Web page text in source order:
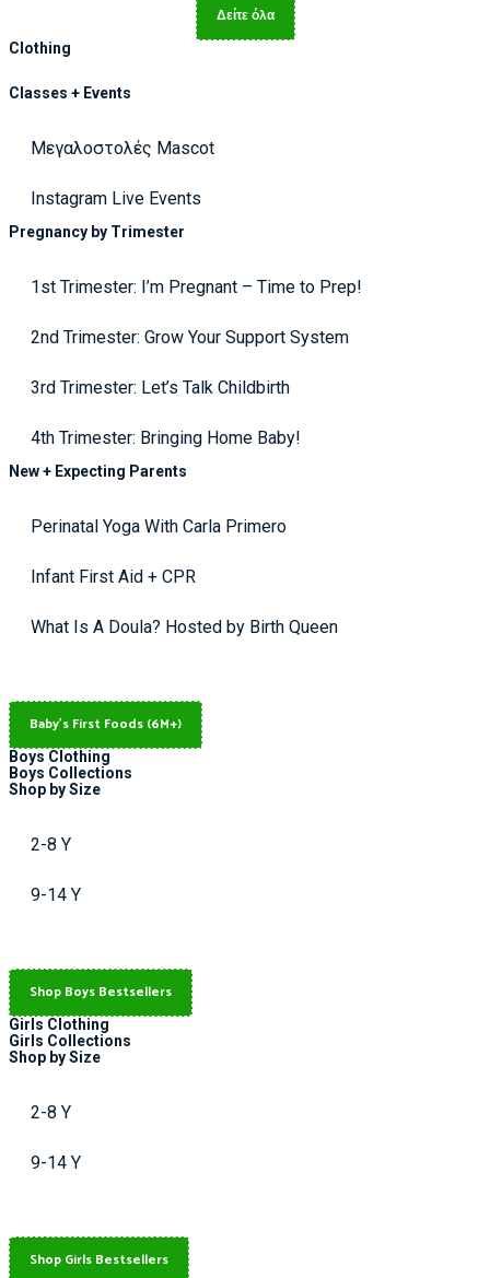
Δείτε όλα
Clothing
Classes + Events
Μεγαλοστολές Mascot
Instagram Live Events
Pregnancy by Trimester
1st Trimester: I’m Pregnant – Time to Prep!
2nd Trimester: Grow Your Support System
3rd Trimester: Let’s Talk Childbirth
4th Trimester: Bringing Home Baby!
New + Expecting Parents
Perinatal Yoga With Carla Primero
Infant First Aid + CPR
What Is A Doula? Hosted by Birth Queen
Baby's First Foods (6M+)
Boys Clothing
Boys Collections
Shop by Size
2-8 Y
9-14 Y
Shop Boys Bestsellers
Girls Clothing
Girls Collections
Shop by Size
2-8 Y
9-14 Y
Shop Girls Bestsellers